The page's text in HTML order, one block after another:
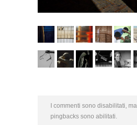
I commenti sono disabilitati, ma
pingbacks sono abilitati.